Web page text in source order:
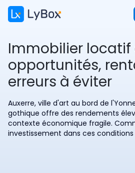
Immobilier locatif
opportunités,
erreurs à éviter
Auxerre, ville d'art au bord de
gothique offre des rendements
contexte économique fragile.
investissement dans ces conditions